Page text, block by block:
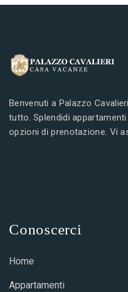
Benvenuti a Palazzo
tutto. Splendidi
opzioni di prenotazione. Vi
Conoscerci
Home
Appartamenti